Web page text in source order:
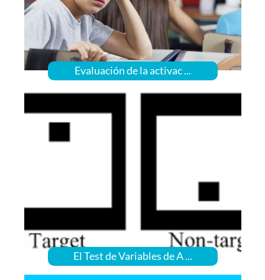
Evaluación de la activac ...
El Test de Variables de A ...